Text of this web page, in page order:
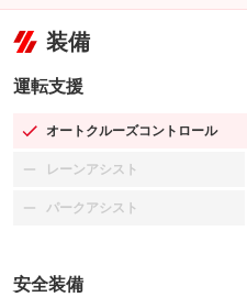
装備
運転支援
オートクルーズコントロール
：装備あり
レーンアシスト
：装備なし
パークアシスト
：装備なし
安全装備